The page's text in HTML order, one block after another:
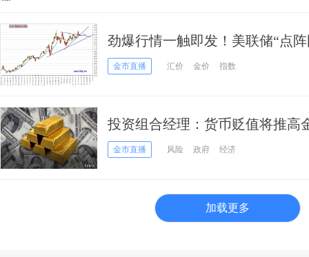
劲爆行情一触即发！美联储“点
元指数、日元、欧元、英镑、澳
金市直播 汇价 金价 指数
投资组合经理：货币贬值将推高
金市直播 风险 政府 经济
加载更多